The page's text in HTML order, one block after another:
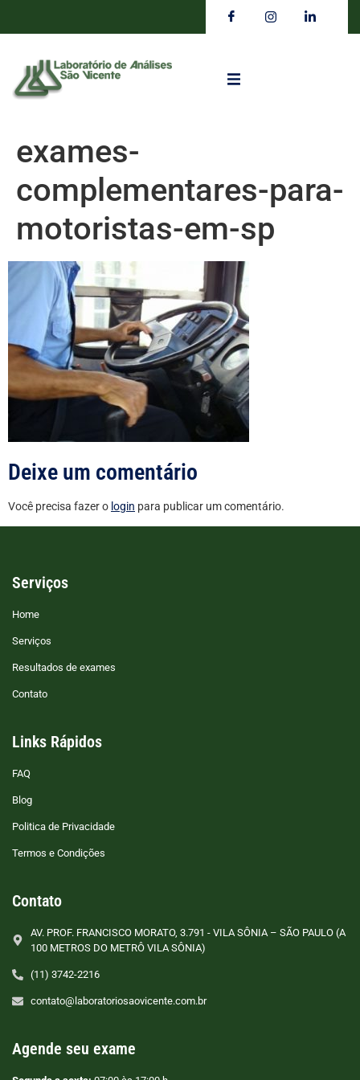
exames-
complementares-para-
motoristas-em-sp
Deixe um comentário
Você precisa fazer o login para publicar um comentário.
Serviços
Home
Serviços
Resultados de exames
Contato
Links Rápidos
FAQ
Blog
Politica de Privacidade
Termos e Condições
Contato
AV. PROF. FRANCISCO MORATO, 3.791 - VILA SÔNIA – SÃO PAULO (A
100 METROS DO METRÔ VILA SÔNIA)
(11) 3742-2216
contato@laboratoriosaovicente.com.br
Agende seu exame